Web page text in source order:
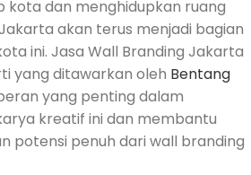
kota dan menghidupkan ruang
akan terus menjadi bagian
ini. Jasa Wall Branding Jakarta
yang ditawarkan oleh Bentang
yang penting dalam
kreatif ini dan membantu
potensi penuh dari wall branding